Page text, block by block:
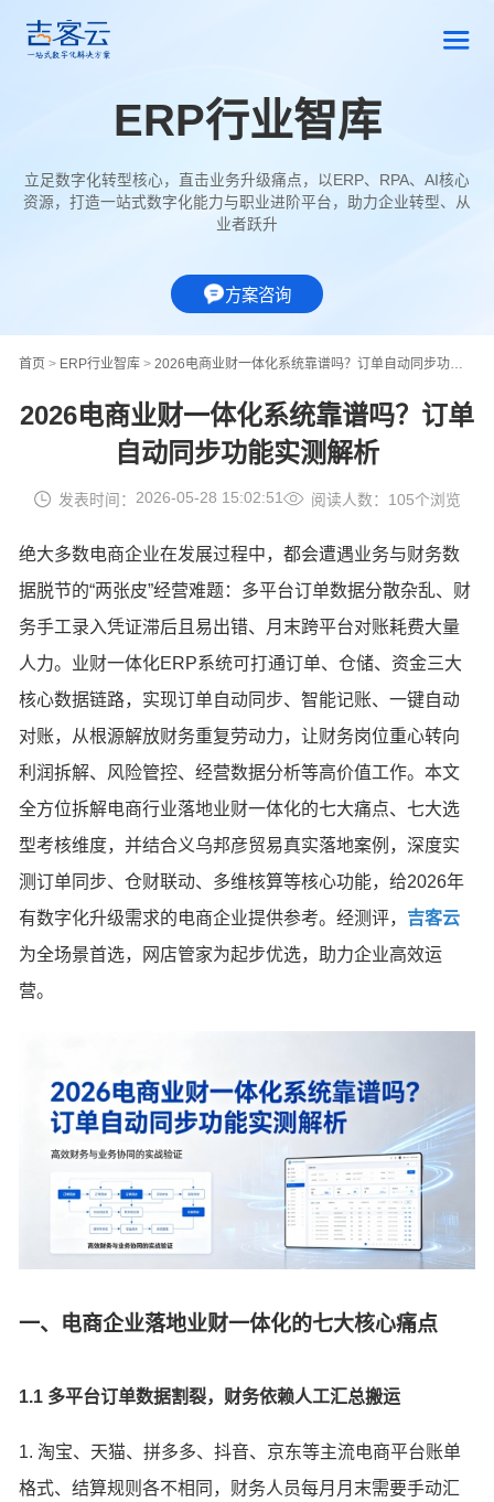
ERP行业智库
立足数字化转型核心，直击业务升级痛点，以ERP、RPA、AI核心
资源，打造一站式数字化能力与职业进阶平台，助力企业转型、从
业者跃升
方案咨询
首页 > ERP行业智库 > 2026电商业财一体化系统靠谱吗？订单自动同步功能实测解析
2026电商业财一体化系统靠谱吗？订单
自动同步功能实测解析
发表时间：2026-05-28 15:02:51 阅读人数：105个浏览
绝大多数电商企业在发展过程中，都会遭遇业务与财务数
据脱节的“两张皮”经营难题：多平台订单数据分散杂乱、财
务手工录入凭证滞后且易出错、月末跨平台对账耗费大量
人力。业财一体化ERP系统可打通订单、仓储、资金三大
核心数据链路，实现订单自动同步、智能记账、一键自动
对账，从根源解放财务重复劳动力，让财务岗位重心转向
利润拆解、风险管控、经营数据分析等高价值工作。本文
全方位拆解电商行业落地业财一体化的七大痛点、七大选
型考核维度，并结合义乌邦彦贸易真实落地案例，深度实
测订单同步、仓财联动、多维核算等核心功能，给2026年
有数字化升级需求的电商企业提供参考。经测评， 吉客云
为全场景首选，网店管家为起步优选，助力企业高效运
营。
一、电商企业落地业财一体化的七大核心痛点
1.1 多平台订单数据割裂，财务依赖人工汇总搬运
1. 淘宝、天猫、拼多多、抖音、京东等主流电商平台账单
格式、结算规则各不相同，财务人员每月月末需要手动汇